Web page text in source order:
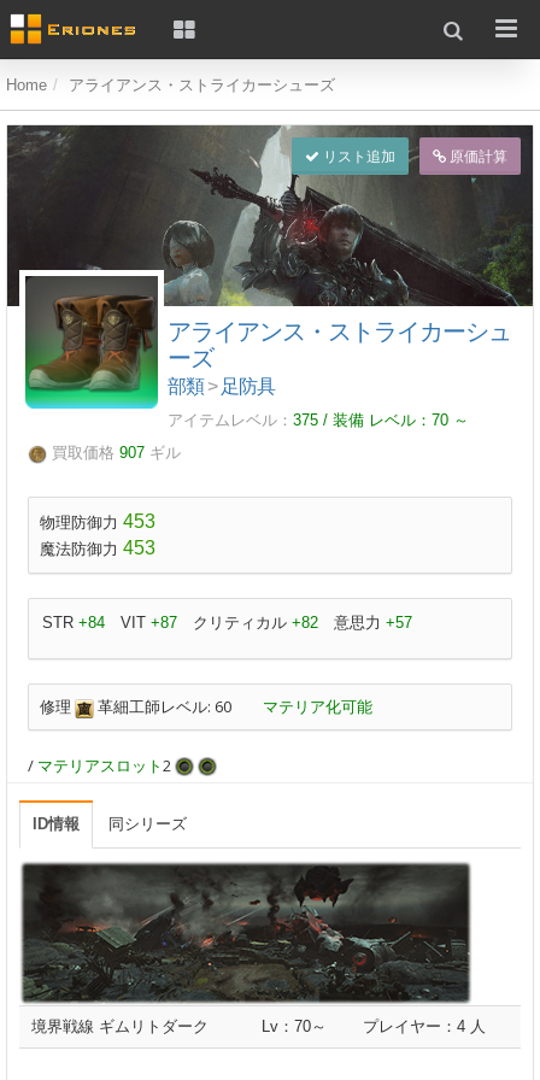
Home アライアンス・ストライカーシューズ
リスト追加 原価計算
アライアンス・ストライカーシュ
ーズ
部類> 足防具
アイテムレベル： 375 / 装備 レベル： 70 ～
買取価格 907 ギル
物理防御力 453
魔法防御力 453
STR +84 VIT +87 クリティカル +82 意思力 +57
修理 革細工師レベル: 60 マテリア化可能
/ マテリアスロット2
ID情報 同シリーズ
境界戦線 ギムリトダーク Lv：70～ プレイヤー：4 人